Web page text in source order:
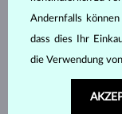
Andernfalls
dass dies Ihr
die Verwendung